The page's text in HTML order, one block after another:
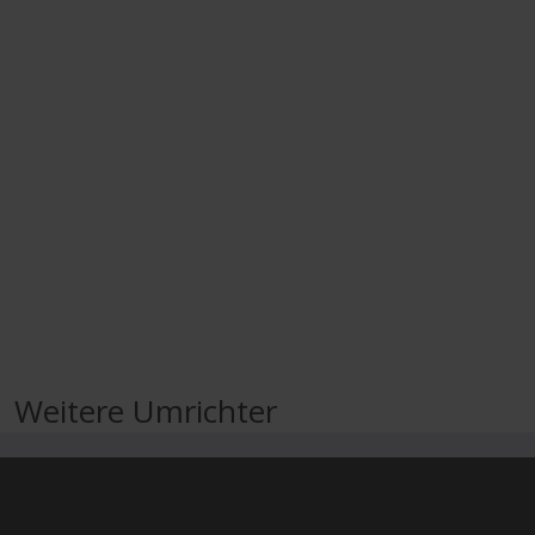
Weitere Umrichter